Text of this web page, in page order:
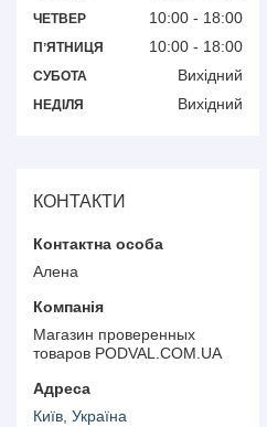
ЧЕТВЕР 10:00 18:00
ПʼЯТНИЦЯ 10:00 18:00
СУБОТА Вихідний
НЕДІЛЯ Вихідний
КОНТАКТИ
Алена
Магазин проверенных
товаров PODVAL.СOM.UA
Київ, Україна